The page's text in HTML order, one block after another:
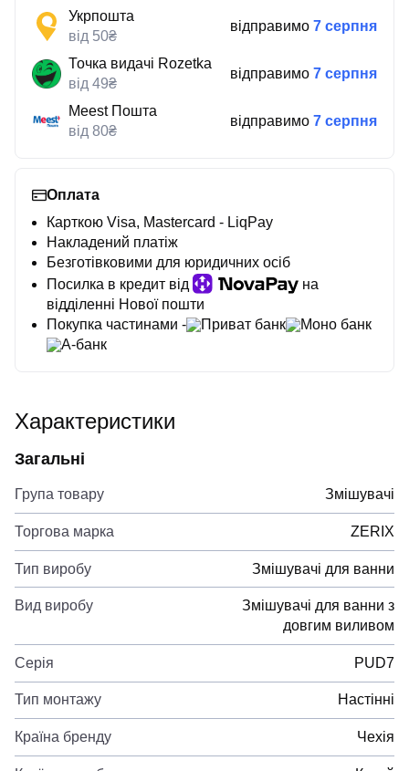
Укрпошта
від 50₴
відправимо 7 серпня
Точка видачі Rozetka
від 49₴
відправимо 7 серпня
Meest Пошта
від 80₴
відправимо 7 серпня
Оплата
Карткою Visa, Mastercard - LiqPay
Накладений платіж
Безготівковими для юридичних осіб
Посилка в кредит від
на
відділенні Нової пошти
Покупка частинами -
Приват банк
Моно банк
А-банк
Характеристики
Загальні
Група товару Змішувачі
Торгова марка ZERIX
Тип виробу Змішувачі для ванни
Вид виробу
Змішувачі для ванни з
довгим виливом
Серія PUD7
Тип монтажу Настінні
Країна бренду Чехія